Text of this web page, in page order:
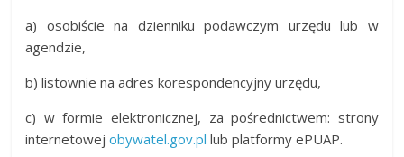
a) osobiście na dzienniku podawczym urzędu lub w
agendzie,
b) listownie na adres korespondencyjny urzędu,
c) w formie elektronicznej, za pośrednictwem: strony
internetowejobywatel.gov.pllub platformy ePUAP.